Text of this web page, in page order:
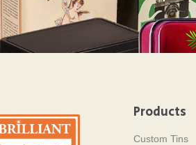
Products
Custom Tins